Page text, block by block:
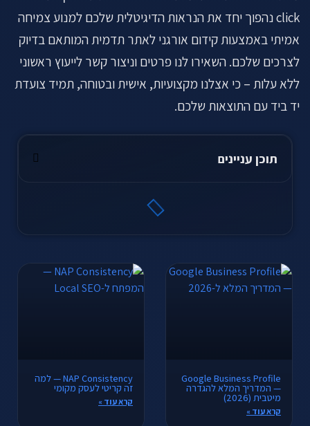
click נהפוך יחד את הנראות הדיגיטלית שלכם למנוע צמיחה
אמיתי באמצעות קידום אורגני לאתר תדמית המותאם בדיוק
לצרכים שלכם. השאירו לנו פרטים וניצור קשר לייעוץ ראשוני
ללא עלות – כי אצלנו מקצועיות, אישית ובטוחה, תמיד צועדת
יד ביד עם התוצאות שלכם.
תוכן עניינים
Google Business Profile
— המדריך המלא להגדרה
מיטבית (2026)
קרא עוד »
NAP Consistency — למה
זה קריטי לעסק מקומי
קרא עוד »